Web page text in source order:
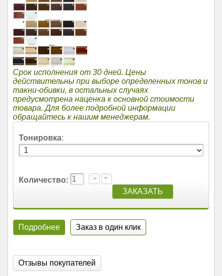
Срок исполнения от 30 дней. Цены
действительны при выборе определенных тонов и
такни-обивки, в остальных случаях
предусмотрена наценка к основной стоимости
товара. Для более подробной информации
обращайтесь к нашим менеджерам.
Тонировка:
Количество:
Подробнее Заказ в один клик
Отзывы покупателей